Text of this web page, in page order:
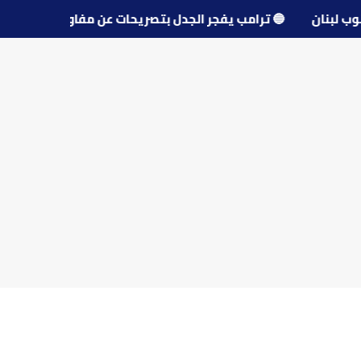
جنوب لبنان 🔵ترامب يفجر الجدل بتصريحات عن مفاوضات